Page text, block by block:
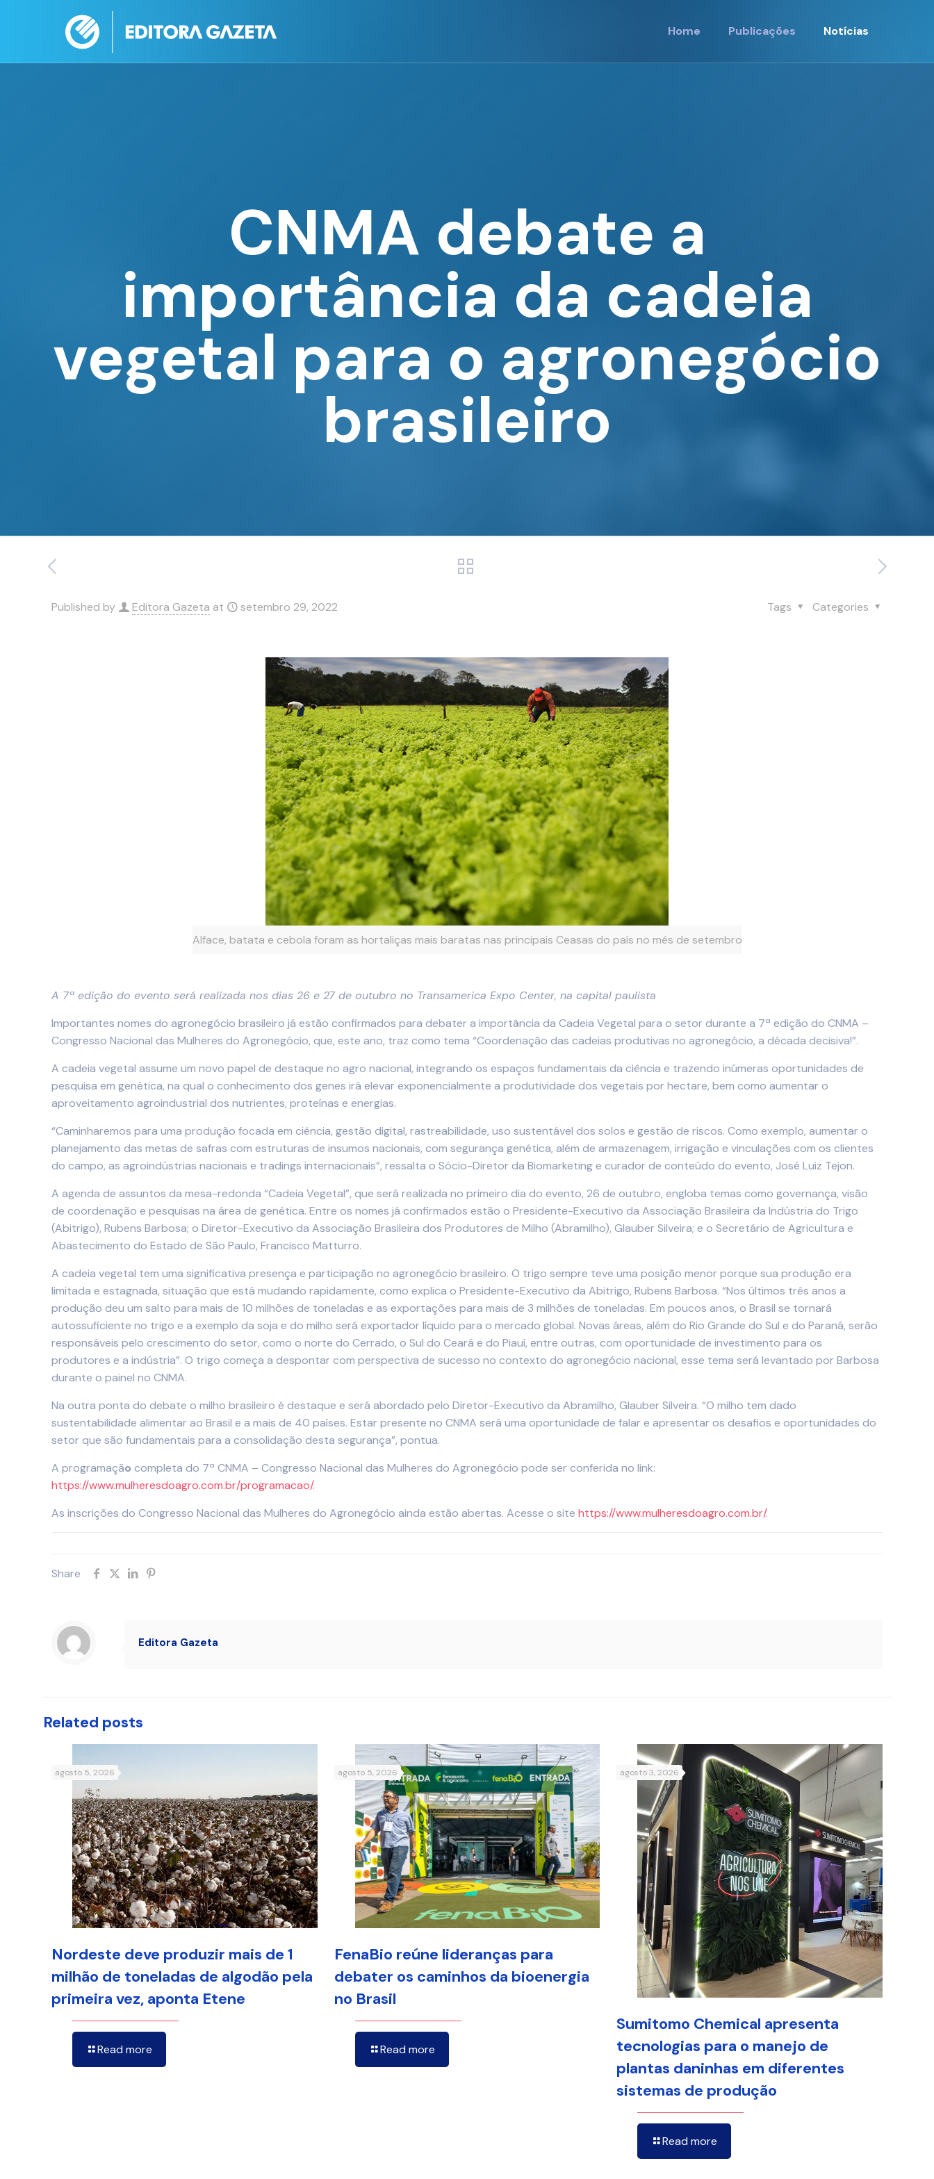
Home Publicações Notícias
CNMA debate a
importância da cadeia
vegetal para o agronegócio
brasileiro
Published by Editora Gazeta at setembro 29, 2022 Categories
Tags
Alface, batata e cebola foram as hortaliças mais baratas nas principais Ceasas do país no mês de setembro
A 7ª edição do evento será realizada nos dias 26 e 27 de outubro no Transamerica Expo Center, na capital paulista
Importantes nomes do agronegócio brasileiro já estão confirmados para debater a importância da Cadeia Vegetal para o setor durante a 7ª edição do CNMA –
Congresso Nacional das Mulheres do Agronegócio, que, este ano, traz como tema “Coordenação das cadeias produtivas no agronegócio, a década decisiva!”.
A cadeia vegetal assume um novo papel de destaque no agro nacional, integrando os espaços fundamentais da ciência e trazendo inúmeras oportunidades de
pesquisa em genética, na qual o conhecimento dos genes irá elevar exponencialmente a produtividade dos vegetais por hectare, bem como aumentar o
aproveitamento agroindustrial dos nutrientes, proteínas e energias.
“Caminharemos para uma produção focada em ciência, gestão digital, rastreabilidade, uso sustentável dos solos e gestão de riscos. Como exemplo, aumentar o
planejamento das metas de safras com estruturas de insumos nacionais, com segurança genética, além de armazenagem, irrigação e vinculações com os clientes
do campo, as agroindústrias nacionais e tradings internacionais”, ressalta o Sócio-Diretor da Biomarketing e curador de conteúdo do evento, José Luiz Tejon.
A agenda de assuntos da mesa-redonda “Cadeia Vegetal”, que será realizada no primeiro dia do evento, 26 de outubro, engloba temas como governança, visão
de coordenação e pesquisas na área de genética. Entre os nomes já confirmados estão o Presidente-Executivo da Associação Brasileira da Indústria do Trigo
(Abitrigo), Rubens Barbosa; o Diretor-Executivo da Associação Brasileira dos Produtores de Milho (Abramilho), Glauber Silveira; e o Secretário de Agricultura e
Abastecimento do Estado de São Paulo, Francisco Matturro.
A cadeia vegetal tem uma significativa presença e participação no agronegócio brasileiro. O trigo sempre teve uma posição menor porque sua produção era
limitada e estagnada, situação que está mudando rapidamente, como explica o Presidente-Executivo da Abitrigo, Rubens Barbosa. “Nos últimos três anos a
produção deu um salto para mais de 10 milhões de toneladas e as exportações para mais de 3 milhões de toneladas. Em poucos anos, o Brasil se tornará
autossuficiente no trigo e a exemplo da soja e do milho será exportador líquido para o mercado global. Novas áreas, além do Rio Grande do Sul e do Paraná, serão
responsáveis pelo crescimento do setor, como o norte do Cerrado, o Sul do Ceará e do Piauí, entre outras, com oportunidade de investimento para os
produtores e a indústria”. O trigo começa a despontar com perspectiva de sucesso no contexto do agronegócio nacional, esse tema será levantado por Barbosa
durante o painel no CNMA.
Na outra ponta do debate o milho brasileiro é destaque e será abordado pelo Diretor-Executivo da Abramilho, Glauber Silveira. “O milho tem dado
sustentabilidade alimentar ao Brasil e a mais de 40 países. Estar presente no CNMA será uma oportunidade de falar e apresentar os desafios e oportunidades do
setor que são fundamentais para a consolidação desta segurança”, pontua.
A programação completa do 7ª CNMA – Congresso Nacional das Mulheres do Agronegócio pode ser conferida no link:
https://www.mulheresdoagro.com.br/programacao/.
As inscrições do Congresso Nacional das Mulheres do Agronegócio ainda estão abertas. Acesse o sitehttps://www.mulheresdoagro.com.br/.
Share
Editora Gazeta
Related posts
agosto 5, 2026
Nordeste deve produzir mais de 1
milhão de toneladas de algodão pela
primeira vez, aponta Etene
Read more
agosto 5, 2026
FenaBio reúne lideranças para
debater os caminhos da bioenergia
no Brasil
Read more
agosto 3, 2026
Sumitomo Chemical apresenta
tecnologias para o manejo de
plantas daninhas em diferentes
sistemas de produção
Read more